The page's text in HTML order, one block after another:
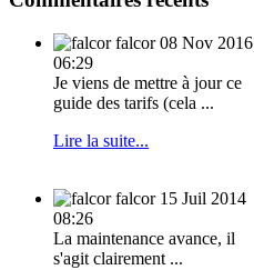
falcor 08 Nov 2016
06:29
Je viens de mettre à jour ce
guide des tarifs (cela ...
Lire la suite...
falcor 15 Juil 2014
08:26
La maintenance avance, il
s'agit clairement ...